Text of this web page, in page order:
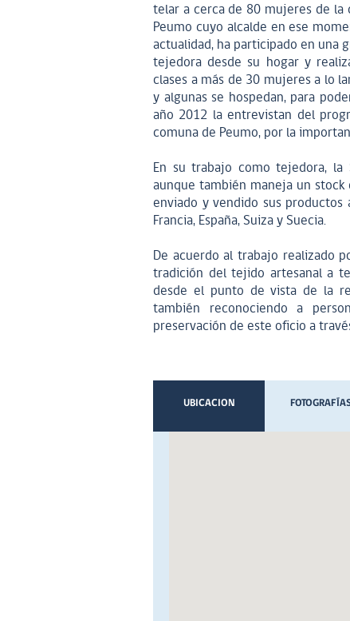
telar a cerca de 80 mujeres de la
Peumo cuyo alcalde en ese
actualidad, ha participado en una
tejedora desde su hogar y
clases a más de 30 mujeres a lo
y algunas se hospedan, para
año 2012 la entrevistan del
comuna de Peumo, por la
En su trabajo como tejedora, la
aunque también maneja un stock
enviado y vendido sus productos
Francia, España, Suiza y Suecia.
De acuerdo al trabajo realizado
tradición del tejido artesanal a
desde el punto de vista de la
también reconociendo a
preservación de este oficio a
UBICACION